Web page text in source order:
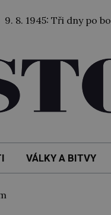
Tři dny po
VÁLKY A BITVY